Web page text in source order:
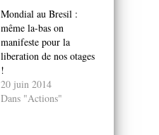
Mondial au Bresil :
même la-bas on
manifeste pour la
liberation de nos otages
!
20 juin 2014
Dans "Actions"